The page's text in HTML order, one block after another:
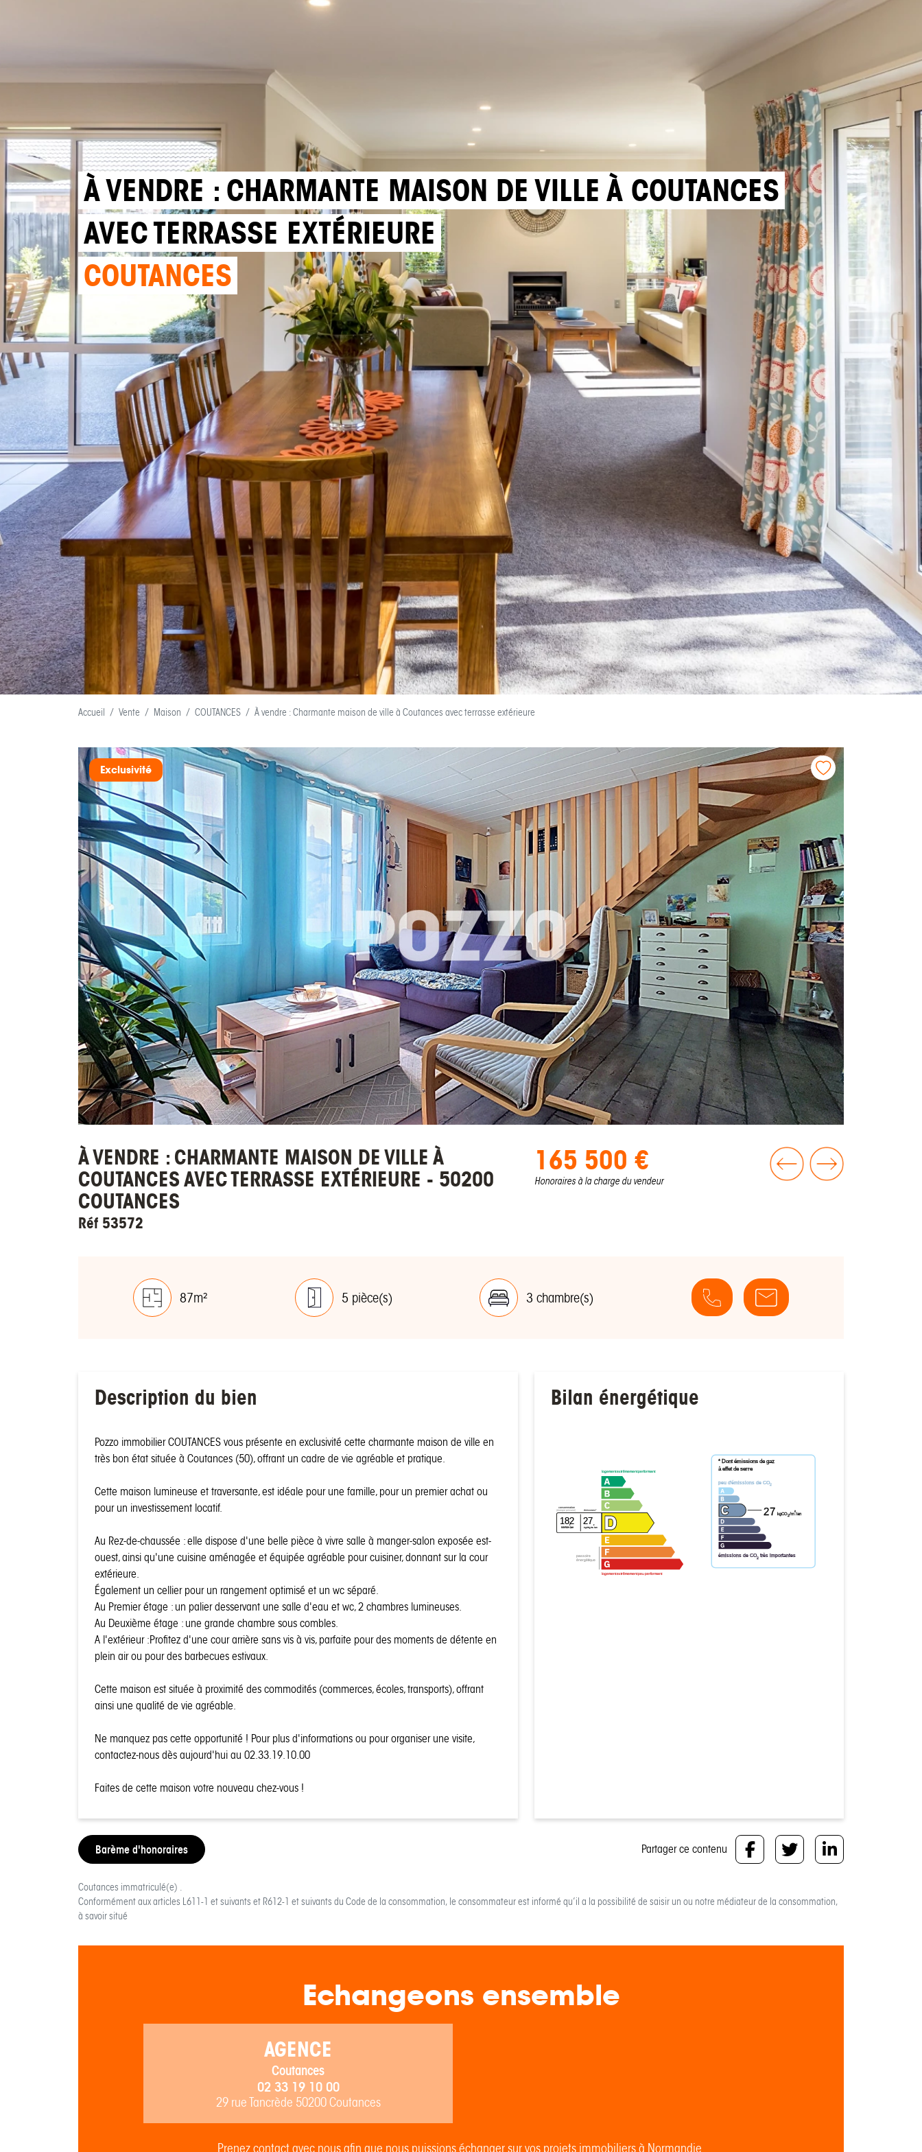
À VENDRE : CHARMANTE MAISON DE VILLE À COUTANCES
AVEC TERRASSE EXTÉRIEURE
COUTANCES
Accueil Vente Maison COUTANCES À vendre : Charmante maison de ville à Coutances avec terrasse extérieure
Exclusivité
À VENDRE : CHARMANTE MAISON DE VILLE À
COUTANCES AVEC TERRASSE EXTÉRIEURE - 50200
COUTANCES
Réf 53572
165 500 €
Honoraires à la charge du vendeur
87m² 5 pièce(s) 3 chambre(s)
Description du bien
Pozzo immobilier COUTANCES vous présente en exclusivité cette charmante maison de ville en
très bon état située à Coutances (50), offrant un cadre de vie agréable et pratique.
Cette maison lumineuse et traversante, est idéale pour une famille, pour un premier achat ou
pour un investissement locatif.
Au Rez-de-chaussée : elle dispose d'une belle pièce à vivre salle à manger-salon exposée est-
ouest, ainsi qu'une cuisine aménagée et équipée agréable pour cuisiner, donnant sur la cour
extérieure.
Également un cellier pour un rangement optimisé et un wc séparé.
Au Premier étage : un palier desservant une salle d'eau et wc, 2 chambres lumineuses.
Au Deuxième étage : une grande chambre sous combles.
A l'extérieur :Profitez d'une cour arrière sans vis à vis, parfaite pour des moments de détente en
plein air ou pour des barbecues estivaux.
Cette maison est située à proximité des commodités (commerces, écoles, transports), offrant
ainsi une qualité de vie agréable.
Ne manquez pas cette opportunité ! Pour plus d'informations ou pour organiser une visite,
contactez-nous dès aujourd'hui au 02.33.19.10.00
Faites de cette maison votre nouveau chez-vous !
Bilan énergétique
passoire
énergétique
logement extrêmement performant
logement extrêmement peu performant
consommation
(énergie primaire)
182
kWh/m²/an
émissions*
27
kgCO2/m
²
/an
* Dont émissions de gaz
à effet de serre
peu d'émissions de CO2
émissions de CO2 très importantes
27 kgCO2/m²/an
Barème d'honoraires Partager ce contenu
Coutances immatriculé(e) .
Conformément aux articles L611-1 et suivants et R612-1 et suivants du Code de la consommation, le consommateur est informé qu’il a la possibilité de saisir un ou notre médiateur de la consommation,
à savoir situé
Echangeons ensemble
AGENCE
Coutances
02 33 19 10 00
29 rue Tancrède 50200 Coutances
Prenez contact avec nous afin que nous puissions échanger sur vos projets immobiliers à Normandie.